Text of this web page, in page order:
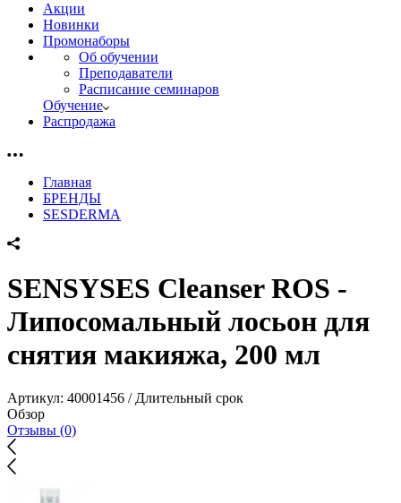
Акции
Новинки
Промонаборы
Об обучении
Преподаватели
Расписание семинаров
Обучение
Распродажа
Главная
БРЕНДЫ
SESDERMA
SENSYSES Cleanser ROS -
Липосомальный лосьон для
снятия макияжа, 200 мл
Артикул: 40001456 / Длительный срок
Обзор
Отзывы (0)